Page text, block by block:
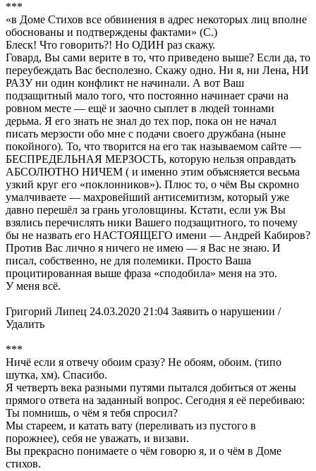
***
«в Доме Стихов все обвинения в адрес некоторых лиц вполне
обоснованы и подтверждены фактами» (С.)
Блеск! Что говорить?! Но ОДИН раз скажу.
Говард, Вы сами верите в то, что приведено выше? Если да, то
переубеждать Вас бесполезно. Скажу одно. Ни я, ни Лена, НИ
РАЗУ ни один конфликт не начинали. А вот Ваш
подзащитный мало того, что постоянно начинает срачи на
ровном месте — ещё и заочно сыплет в людей тоннами
дерьма. Я его знать не знал до тех пор, пока он не начал
писать мерзости обо мне с подачи своего дружбана (ныне
покойного). То, что творится на его так называемом сайте —
БЕСПРЕДЕЛЬНАЯ МЕРЗОСТЬ, которую нельзя оправдать
АБСОЛЮТНО НИЧЕМ ( и именно этим объясняется весьма
узкий круг его «поклонников»). Плюс то, о чём Вы скромно
умалчиваете — махровейший антисемитизм, который уже
давно перешёл за грань уголовщины. Кстати, если уж Вы
взялись перечислять ники Вашего подзащитного, то почему
бы не назвать его НАСТОЯЩЕГО имени — Андрей Кабиров?
Против Вас лично я ничего не имею — я Вас не знаю. И
писал, собственно, не для полемики. Просто Ваша
процитированная выше фраза «сподобила» меня на это.
У меня всё.
Григорий Липец 24.03.2020 21:04 Заявить о нарушении /
Удалить
***
Ничё если я отвечу обоим сразу? Не обоям, обоим. (типо
шутка, хм). Спасибо.
Я четверть века разными путями пытался добиться от жены
прямого ответа на заданный вопрос. Сегодня я её перебиваю:
Ты помнишь, о чём я тебя спросил?
Мы стареем, и катать вату (переливать из пустого в
порожнее), себя не уважать, и визави.
Вы прекрасно понимаете о чём говорю я, и о чём в Доме
стихов.